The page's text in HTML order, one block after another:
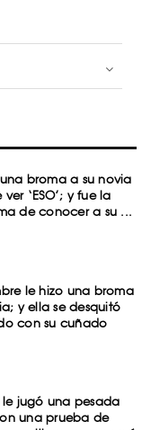
broma a su novia
‘ESO’; y fue la
de conocer a su ...
le hizo una broma
y ella se desquitó
con su cuñado
le jugó una pesada
una prueba de